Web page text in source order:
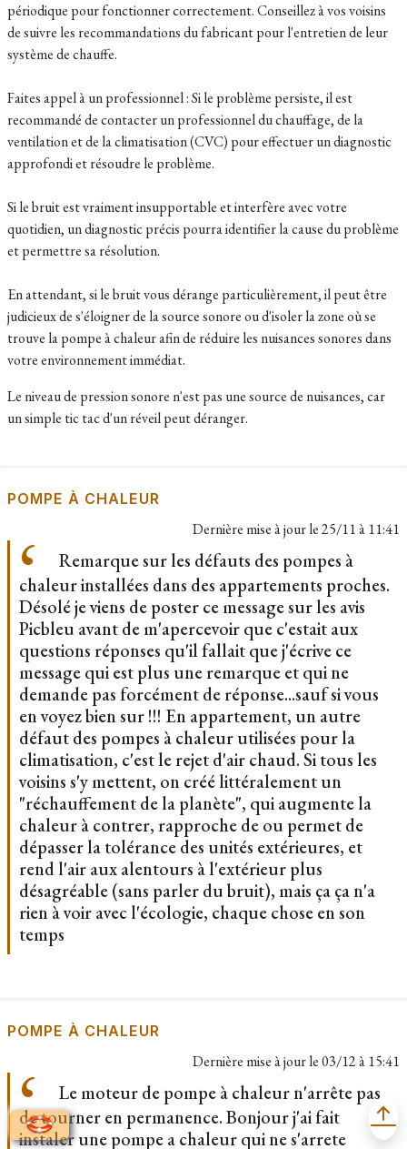
périodique pour fonctionner correctement. Conseillez à vos voisins
de suivre les recommandations du fabricant pour l'entretien de leur
système de chauffe.
Faites appel à un professionnel : Si le problème persiste, il est
recommandé de contacter un professionnel du chauffage, de la
ventilation et de la climatisation (CVC) pour effectuer un diagnostic
approfondi et résoudre le problème.
Si le bruit est vraiment insupportable et interfère avec votre
quotidien, un diagnostic précis pourra identifier la cause du problème
et permettre sa résolution.
En attendant, si le bruit vous dérange particulièrement, il peut être
judicieux de s'éloigner de la source sonore ou d'isoler la zone où se
trouve la pompe à chaleur afin de réduire les nuisances sonores dans
votre environnement immédiat.
Le niveau de pression sonore n'est pas une source de nuisances, car
un simple tic tac d'un réveil peut déranger.
POMPE À CHALEUR
Dernière mise à jour le25/11 à 11:41
Remarque sur les défauts des pompes à
chaleur installées dans des appartements proches.
Désolé je viens de poster ce message sur les avis
Picbleu avant de m'apercevoir que c'estait aux
questions réponses qu'il fallait que j'écrive ce
message qui est plus une remarque et qui ne
demande pas forcément de réponse...sauf si vous
en voyez bien sur !!! En appartement, un autre
défaut des pompes à chaleur utilisées pour la
climatisation, c'est le rejet d'air chaud. Si tous les
voisins s'y mettent, on créé littéralement un
"réchauffement de la planète", qui augmente la
chaleur à contrer, rapproche de ou permet de
dépasser la tolérance des unités extérieures, et
rend l'air aux alentours à l'extérieur plus
désagréable (sans parler du bruit), mais ça ça n'a
rien à voir avec l'écologie, chaque chose en son
temps
POMPE À CHALEUR
Dernière mise à jour le03/12 à 15:41
Le moteur de pompe à chaleur n'arrête pas
de tourner en permanence. Bonjour j'ai fait
instaler une pompe a chaleur qui ne s'arrete